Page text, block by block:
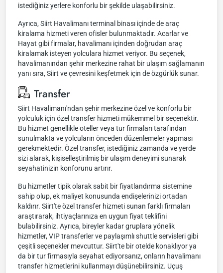
istediğiniz yerlere konforlu bir şekilde ulaşabilirsiniz.
Ayrıca, Siirt Havalimanı terminal binası içinde de araç
kiralama hizmeti veren ofisler bulunmaktadır. Acarlar ve
Hayat gibi firmalar, havalimanı içinden doğrudan araç
kiralamak isteyen yolculara hizmet veriyor. Bu seçenek,
havalimanından şehir merkezine rahat bir ulaşım sağlamanın
yanı sıra, Siirt ve çevresini keşfetmek için de özgürlük sunar.
Transfer
Siirt Havalimanı'ndan şehir merkezine özel ve konforlu bir
yolculuk için özel transfer hizmeti mükemmel bir seçenektir.
Bu hizmet genellikle oteller veya tur firmaları tarafından
sunulmakta ve yolcuların önceden düzenlemeler yapması
gerekmektedir. Özel transfer, istediğiniz zamanda ve yerde
sizi alarak, kişiselleştirilmiş bir ulaşım deneyimi sunarak
seyahatinizin konforunu artırır.
Bu hizmetler tipik olarak sabit bir fiyatlandırma sistemine
sahip olup, ek maliyet konusunda endişelerinizi ortadan
kaldırır. Siirt'te özel transfer hizmeti sunan farklı firmaları
araştırarak, ihtiyaçlarınıza en uygun fiyat teklifini
bulabilirsiniz. Ayrıca, bireyler kadar gruplara yönelik
hizmetler, VIP transferler ve paylaşımlı shuttle servisleri gibi
çeşitli seçenekler mevcuttur. Siirt'te bir otelde konaklıyor ya
da bir tur firmasıyla seyahat ediyorsanız, onların havalimanı
transfer hizmetlerini kullanmayı düşünebilirsiniz. Uçuş